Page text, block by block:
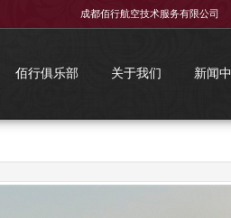
成都佰行航空技术服务有限公司
佰行俱乐部 关于我们 新闻